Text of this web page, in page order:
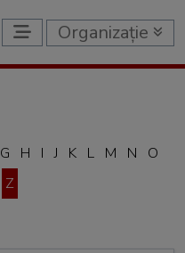
Organizație
G H I J K L M N
O
Z